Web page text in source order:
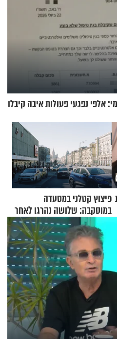
אלפי נפגעי פעולות איבה קיבלו
פיצוץ קטלני במסעדה
במוסקבה: שלושה נהרגו לאחר
שמטען שנשאה אישה התפוצץ